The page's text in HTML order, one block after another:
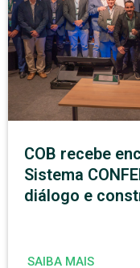
COB recebe
Sistema
diálogo e
SAIBA MAIS